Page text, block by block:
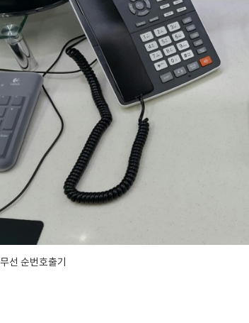
선 순번호출기